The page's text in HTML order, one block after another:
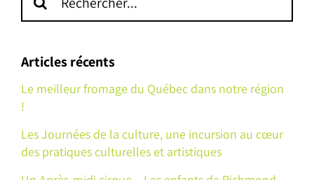
sur
le
:Articles récents
Le meilleur fromage du Québec dans notre région
!
Les Journées de la culture, une incursion au cœur
des pratiques culturelles et artistiques